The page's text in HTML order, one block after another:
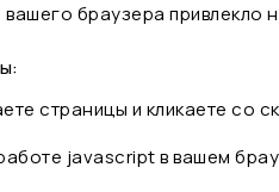
вашего браузера привлекло
страницы и кликаете
javascript в вашем